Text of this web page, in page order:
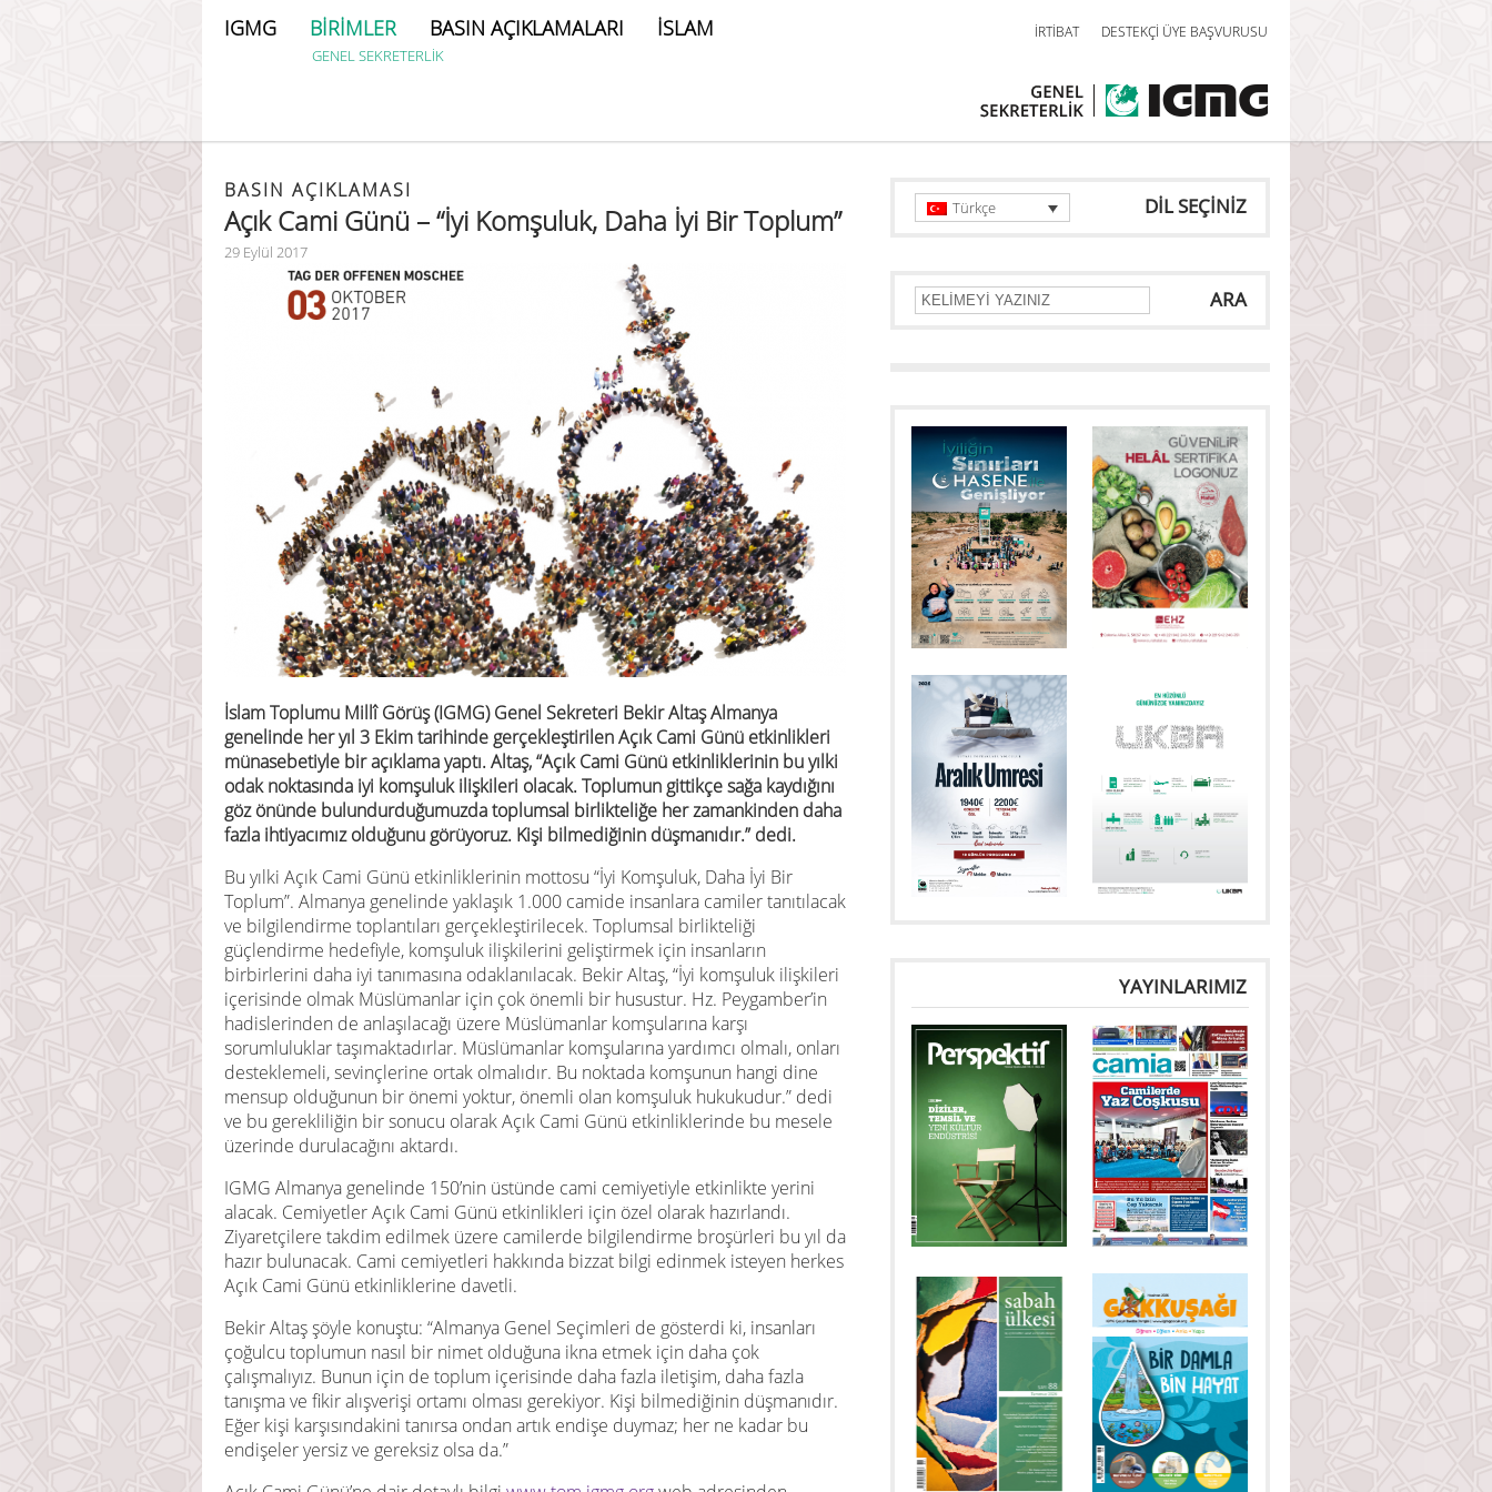
IGMG BİRİMLER BASIN AÇIKLAMALARI İSLAM
GENEL SEKRETERLİK
İRTİBAT DESTEKÇİ ÜYE BAŞVURUSU
BASIN AÇIKLAMASI
Açık Cami Günü – “İyi Komşuluk, Daha İyi Bir Toplum”
29 Eylül 2017
İslam Toplumu Millî Görüş (IGMG) Genel Sekreteri Bekir Altaş Almanya
genelinde her yıl 3 Ekim tarihinde gerçekleştirilen Açık Cami Günü etkinlikleri
münasebetiyle bir açıklama yaptı. Altaş, “Açık Cami Günü etkinliklerinin bu yılki
odak noktasında iyi komşuluk ilişkileri olacak. Toplumun gittikçe sağa kaydığını
göz önünde bulundurduğumuzda toplumsal birlikteliğe her zamankinden daha
fazla ihtiyacımız olduğunu görüyoruz. Kişi bilmediğinin düşmanıdır.” dedi.
Bu yılki Açık Cami Günü etkinliklerinin mottosu “İyi Komşuluk, Daha İyi Bir
Toplum”. Almanya genelinde yaklaşık 1.000 camide insanlara camiler tanıtılacak
ve bilgilendirme toplantıları gerçekleştirilecek. Toplumsal birlikteliği
güçlendirme hedefiyle, komşuluk ilişkilerini geliştirmek için insanların
birbirlerini daha iyi tanımasına odaklanılacak. Bekir Altaş, “İyi komşuluk ilişkileri
içerisinde olmak Müslümanlar için çok önemli bir husustur. Hz. Peygamber’in
hadislerinden de anlaşılacağı üzere Müslümanlar komşularına karşı
sorumluluklar taşımaktadırlar. Müslümanlar komşularına yardımcı olmalı, onları
desteklemeli, sevinçlerine ortak olmalıdır. Bu noktada komşunun hangi dine
mensup olduğunun bir önemi yoktur, önemli olan komşuluk hukukudur.” dedi
ve bu gerekliliğin bir sonucu olarak Açık Cami Günü etkinliklerinde bu mesele
üzerinde durulacağını aktardı.
IGMG Almanya genelinde 150’nin üstünde cami cemiyetiyle etkinlikte yerini
alacak. Cemiyetler Açık Cami Günü etkinlikleri için özel olarak hazırlandı.
Ziyaretçilere takdim edilmek üzere camilerde bilgilendirme broşürleri bu yıl da
hazır bulunacak. Cami cemiyetleri hakkında bizzat bilgi edinmek isteyen herkes
Açık Cami Günü etkinliklerine davetli.
Bekir Altaş şöyle konuştu: “Almanya Genel Seçimleri de gösterdi ki, insanları
çoğulcu toplumun nasıl bir nimet olduğuna ikna etmek için daha çok
çalışmalıyız. Bunun için de toplum içerisinde daha fazla iletişim, daha fazla
tanışma ve fikir alışverişi ortamı olması gerekiyor. Kişi bilmediğinin düşmanıdır.
Eğer kişi karşısındakini tanırsa ondan artık endişe duymaz; her ne kadar bu
endişeler yersiz ve gereksiz olsa da.”
DİL SEÇİNİZ
Türkçe
ARA
YAYINLARIMIZ